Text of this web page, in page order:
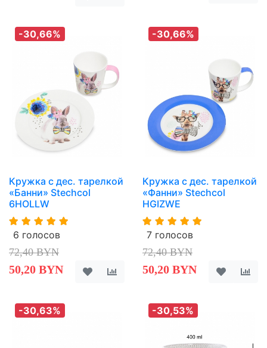
-30,66%
Кружка с дес. тарелкой
«Банни» Stechcol
6HOLLW
6 голосов
72,40 BYN
50,20 BYN
-30,66%
Кружка с дес. тарелкой
«Фанни» Stechcol
HGIZWE
7 голосов
72,40 BYN
50,20 BYN
-30,63% -30,53%